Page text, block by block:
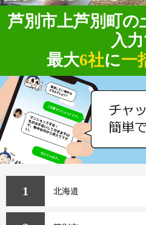
芦別市上芦別町の
入
最大6社に一
1